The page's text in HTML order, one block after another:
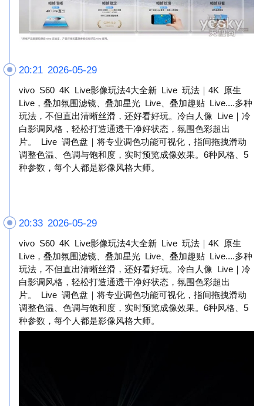
20:21 2026-05-29
vivo S60 4K Live影像玩法4大全新 Live 玩法｜4K 原生
Live，叠加氛围滤镜、叠加星光 Live、叠加趣贴 Live....多种
玩法，不但直出清晰丝滑，还好看好玩。冷白人像 Live｜冷
白影调风格，轻松打造通透干净好状态，氛围色彩超出
片。 Live 调色盘｜将专业调色功能可视化，指间拖拽滑动
调整色温、色调与饱和度，实时预览成像效果。6种风格、5
种参数，每个人都是影像风格大师。
20:33 2026-05-29
vivo S60 4K Live影像玩法4大全新 Live 玩法｜4K 原生
Live，叠加氛围滤镜、叠加星光 Live、叠加趣贴 Live....多种
玩法，不但直出清晰丝滑，还好看好玩。冷白人像 Live｜冷
白影调风格，轻松打造通透干净好状态，氛围色彩超出
片。 Live 调色盘｜将专业调色功能可视化，指间拖拽滑动
调整色温、色调与饱和度，实时预览成像效果。6种风格、5
种参数，每个人都是影像风格大师。